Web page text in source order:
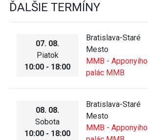
ĎALŠIE TERMÍNY
07. 08.
Piatok
10:00 - 18:00
Bratislava-Staré
Mesto
MMB - Apponyiho
palác MMB
08. 08.
Sobota
10:00 - 18:00
Bratislava-Staré
Mesto
MMB - Apponyiho